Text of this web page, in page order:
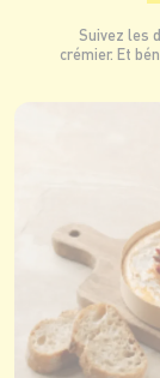
Suivez les
crémier. Et